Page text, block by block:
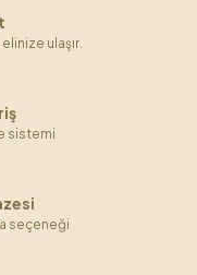
ulaşır.
sistemi
seçeneği